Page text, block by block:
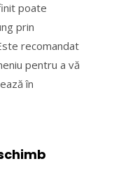
poate
prin
recomandat
pentru a vă
în